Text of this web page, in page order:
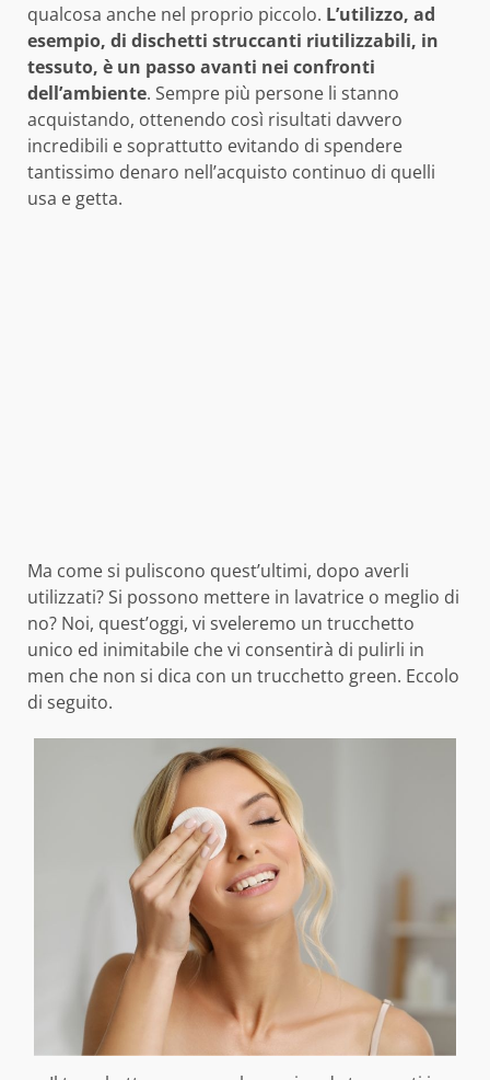
qualcosa anche nel proprio piccolo. L’utilizzo, ad
esempio, di dischetti struccanti riutilizzabili, in
tessuto, è un passo avanti nei confronti
dell’ambiente. Sempre più persone li stanno
acquistando, ottenendo così risultati davvero
incredibili e soprattutto evitando di spendere
tantissimo denaro nell’acquisto continuo di quelli
usa e getta.
Ma come si puliscono quest’ultimi, dopo averli
utilizzati? Si possono mettere in lavatrice o meglio di
no? Noi, quest’oggi, vi sveleremo un trucchetto
unico ed inimitabile che vi consentirà di pulirli in
men che non si dica con un trucchetto green. Eccolo
di seguito.